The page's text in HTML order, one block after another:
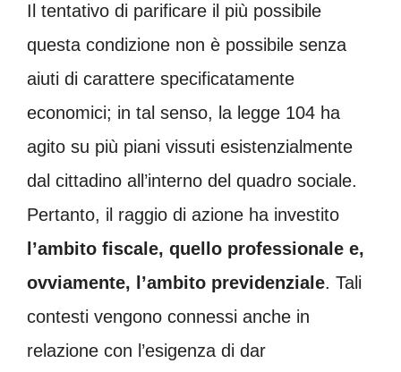
Il tentativo di parificare il più possibile
questa condizione non è possibile senza
aiuti di carattere specificatamente
economici; in tal senso, la legge 104 ha
agito su più piani vissuti esistenzialmente
dal cittadino all’interno del quadro sociale.
Pertanto, il raggio di azione ha investito
l’ambito fiscale, quello professionale e,
ovviamente, l’ambito previdenziale. Tali
contesti vengono connessi anche in
relazione con l’esigenza di dar